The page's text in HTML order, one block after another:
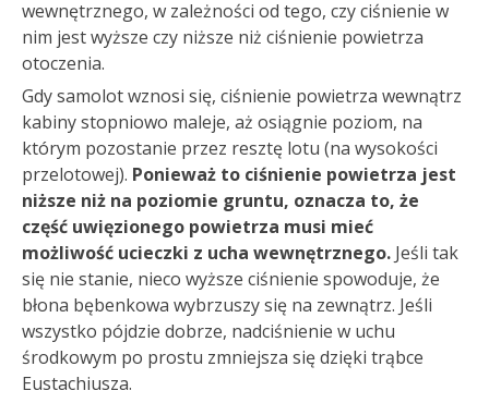
wewnętrznego, w zależności od tego, czy ciśnienie w
nim jest wyższe czy niższe niż ciśnienie powietrza
otoczenia.
Gdy samolot wznosi się, ciśnienie powietrza wewnątrz
kabiny stopniowo maleje, aż osiągnie poziom, na
którym pozostanie przez resztę lotu (na wysokości
przelotowej). Ponieważ to ciśnienie powietrza jest
niższe niż na poziomie gruntu, oznacza to, że
część uwięzionego powietrza musi mieć
możliwość ucieczki z ucha wewnętrznego. Jeśli tak
się nie stanie, nieco wyższe ciśnienie spowoduje, że
błona bębenkowa wybrzuszy się na zewnątrz. Jeśli
wszystko pójdzie dobrze, nadciśnienie w uchu
środkowym po prostu zmniejsza się dzięki trąbce
Eustachiusza.